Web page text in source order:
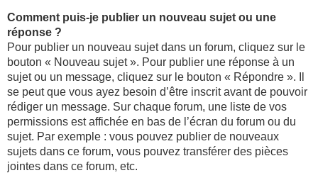
Comment puis-je publier un nouveau sujet ou une
réponse ?
Pour publier un nouveau sujet dans un forum, cliquez sur le
bouton « Nouveau sujet ». Pour publier une réponse à un
sujet ou un message, cliquez sur le bouton « Répondre ». Il
se peut que vous ayez besoin d’être inscrit avant de pouvoir
rédiger un message. Sur chaque forum, une liste de vos
permissions est affichée en bas de l’écran du forum ou du
sujet. Par exemple : vous pouvez publier de nouveaux
sujets dans ce forum, vous pouvez transférer des pièces
jointes dans ce forum, etc.